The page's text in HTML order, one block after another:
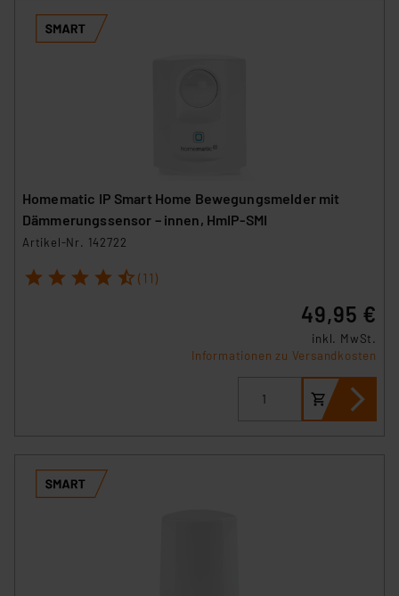
Homematic IP Smart Home Bewegungsmelder mit
Dämmerungssensor – innen, HmIP-SMI
Artikel-Nr. 142722
1 2 3 4 5 (11)
49,95 €
inkl. MwSt.
Informationen zu Versandkosten